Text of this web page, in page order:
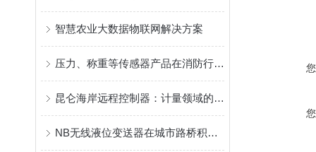
智慧农业大数据物联网解决方案
压力、称重等传感器产品在消防行业监测的应用
昆仑海岸远程控制器：计量领域的智能革新新引擎
NB无线液位变送器在城市路桥积水监测现场的解决方案